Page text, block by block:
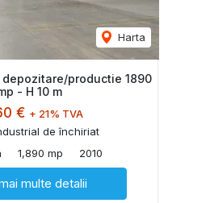
Harta
productie 1890
- H 10 m
€ + 21% TVA
de închiriat
1,890 mp 2010
multe detalii